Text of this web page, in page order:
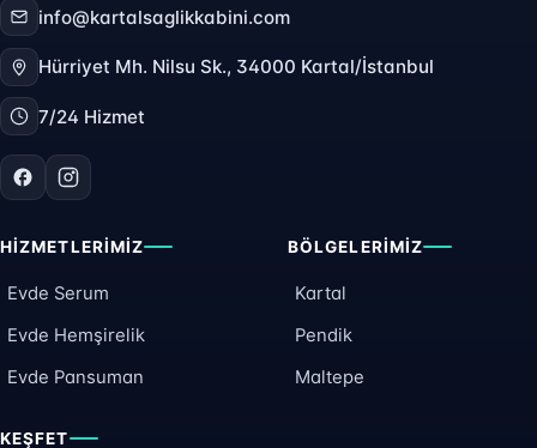
info@kartalsaglikkabini.com
Hürriyet Mh. Nilsu Sk., 34000 Kartal/İstanbul
7/24 Hizmet
HIZMETLERIMIZ
Evde Serum
Evde Hemşirelik
Evde Pansuman
BÖLGELERIMIZ
Kartal
Pendik
Maltepe
KEŞFET